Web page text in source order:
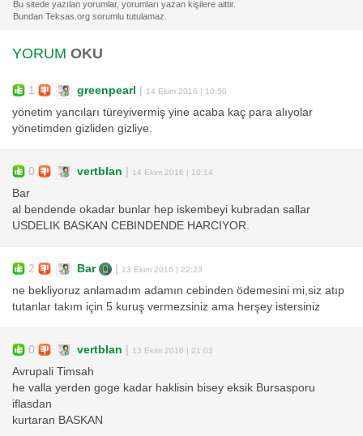
YORUM OKU
1 greenpearl 14 Ekim 2016 | 10:50
yönetim yancıları türeyivermiş yine acaba kaç para alıyolar
yönetimden gizliden gizliye.
0 vertblan 14 Ekim 2016 | 10:14
Bar
al bendende okadar bunlar hep iskembeyi kubradan sallar
USDELIK BASKAN CEBINDENDE HARCIYOR.
2 Bar 13 Ekim 2016 | 22:23
ne bekliyoruz anlamadım adamın cebinden ödemesini mi,siz atıp
tutanlar takım için 5 kuruş vermezsiniz ama herşey istersiniz
0 vertblan 13 Ekim 2016 | 21:03
Avrupali Timsah
he valla yerden goge kadar haklisin bisey eksik Bursasporu
iflasdan
kurtaran BASKAN